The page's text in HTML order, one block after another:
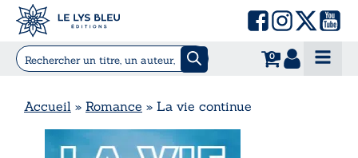
0
Accueil » Romance » La vie continue